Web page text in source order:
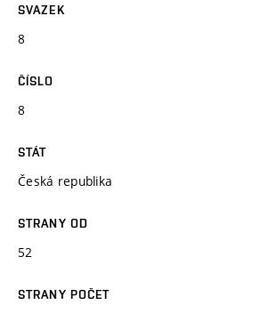
SVAZEK
8
ČÍSLO
8
STÁT
Česká republika
STRANY OD
52
STRANY POČET